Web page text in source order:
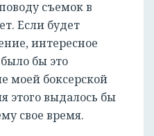
съемок в
Если будет
интересное
бы это
моей боксерской
этого выдалось бы
свое время.